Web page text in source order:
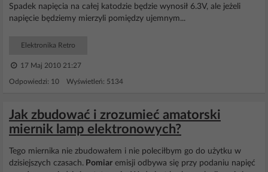
Spadek napięcia na całej katodzie będzie wynosił 6.3V, ale jeżeli
napięcie będziemy mierzyli pomiędzy ujemnym...
Elektronika Retro
17 Maj 2010 21:27
Odpowiedzi: 10 Wyświetleń: 5134
Jak zbudować i zrozumieć amatorski
miernik lamp elektronowych?
Tego miernika nie zbudowałem i nie poleciłbym go do użytku w
dzisiejszych czasach. Pomiar emisji odbywa się przy podaniu napięć